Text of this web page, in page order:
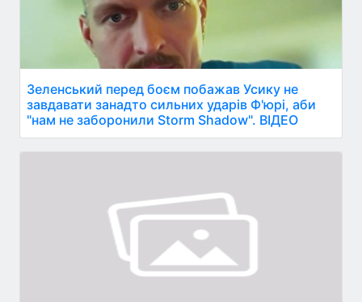
Зеленський перед боєм побажав Усику не
завдавати занадто сильних ударів Ф'юрі, аби
"нам не заборонили Storm Shadow". ВІДЕО